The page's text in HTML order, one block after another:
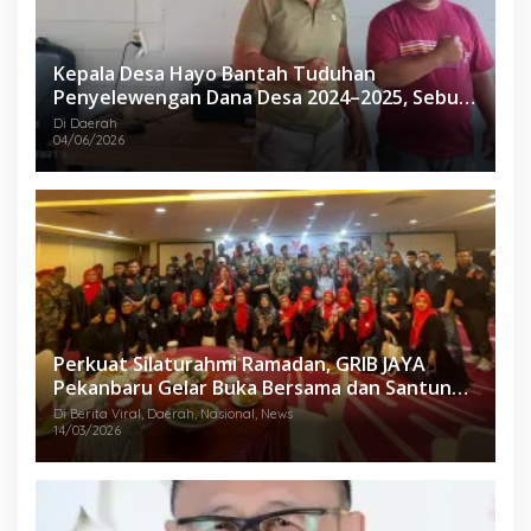
Kepala Desa Hayo Bantah Tuduhan
Penyelewengan Dana Desa 2024–2025, Sebut
Informasi yang Beredar Tidak Benar
Di Daerah
04/06/2026
Perkuat Silaturahmi Ramadan, GRIB JAYA
Pekanbaru Gelar Buka Bersama dan Santunan
Anak Yatim
Di Berita Viral, Daerah, Nasional, News
14/03/2026